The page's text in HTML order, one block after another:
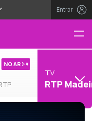
Entrar
NO AR
TV
RTP